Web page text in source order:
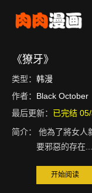
《獠牙》
类型： 韩漫
作者： Black October
最后更新： 已完结
简介：
他為了將女人
要邪惡的存在...
开始阅读